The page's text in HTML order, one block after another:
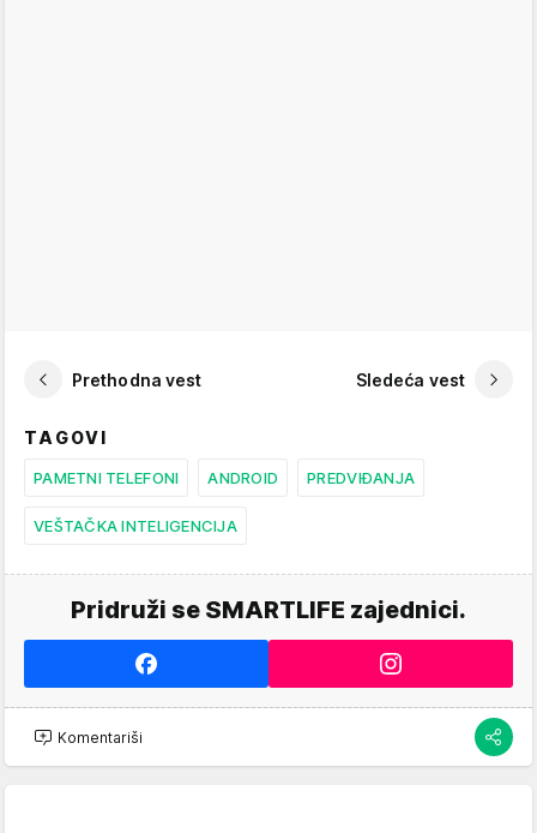
Prethodna vest Sledeća vest
TAGOVI
PAMETNI TELEFONI ANDROID PREDVIĐANJA
VEŠTAČKA INTELIGENCIJA
Pridruži se SMARTLIFE zajednici.
Komentariši